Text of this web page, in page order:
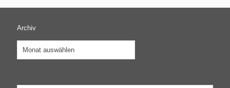
Archiv